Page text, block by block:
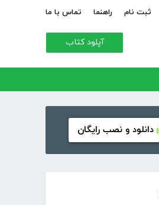
ثبت نام راهنما تماس با ما
آپلود کتاب
دانلود و نصب رایگان